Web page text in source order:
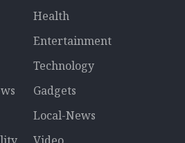
Health
Entertainment
Technology
Gadgets
Local-News